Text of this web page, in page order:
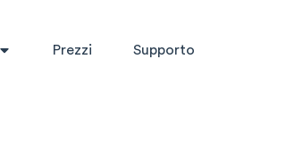
Prezzi Supporto